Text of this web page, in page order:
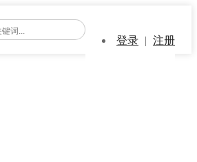
登录 | 注册